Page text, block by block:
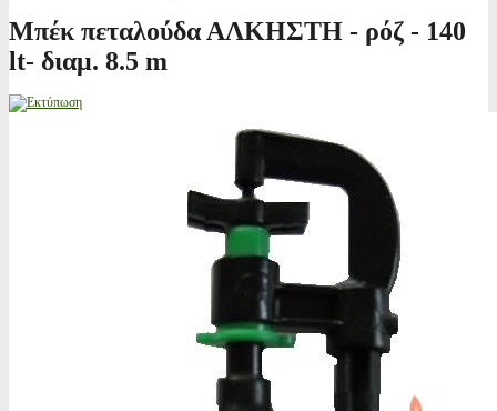
Μπέκ πεταλούδα ΑΛΚΗΣΤΗ - ρόζ - 140
lt- διαμ. 8.5 m